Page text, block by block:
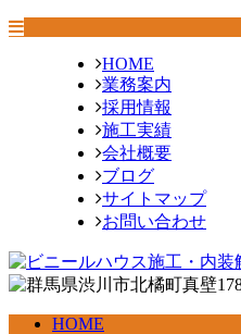
HOME
業務案内
採用情報
施工実績
会社概要
ブログ
サイトマップ
お問い合わせ
HOME